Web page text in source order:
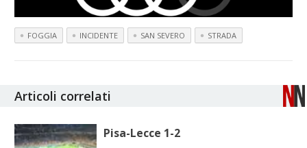
FOGGIA INCIDENTE SAN SEVERO STRADA
Articoli correlati
Pisa-Lecce 1-2